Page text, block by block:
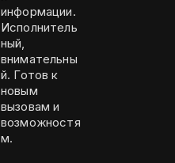
информации.
Исполнитель
ный,
внимательны
й. Готов к
новым
вызовам и
возможностя
м.